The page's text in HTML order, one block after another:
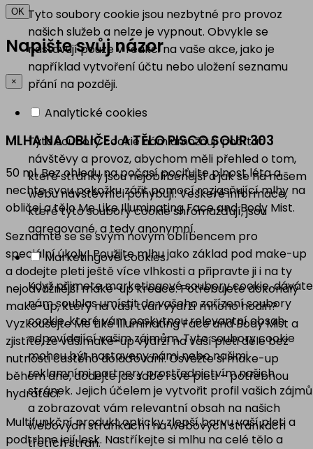
OK
Napište svůj názor
×
MLHA NA OBLIČEJ A TĚLO PISCO SOUR 303
50 ml. Bez ohledu na počasí pociťujte plnost léta a
nechte svou pokožku zářit pomocí rozjasňující mlhy na
obličej a tělo Me Like Illuminating Face and Body Mist.
Seznamte se se svým novým oblíbencem pro
speciální úkoly! Použijte mlhu jako základ pod make-up
a dodejte pleti ještě více vlhkosti a připravte ji i na ty
nejodvážnější make-up kreace. Potřebujete dokonalý
make-up, který na vaší tváři vydrží mnoho hodin?
Vyzkoušejte Me Like Illuminating Face and Body Mist a
zjistíte, že váš make-up vydrží na vaší pleti déle bez
nutnosti častého dolaďování. Osvěžte si make-up
během dne, dodejte jas sobě i své pleti – potřebnou
hydrataci.
Multifunkční produkt opticky zlepší barvu vaší pleti a
podtrhne její lesk. Nastříkejte si mlhu na celé tělo a
Tyto soubory cookie jsou nezbytné pro provoz
našich služeb a nelze je vypnout. Obvykle se
nastavují pouze v reakci na vaše akce, jako je
například vytvoření účtu nebo uložení seznamu
přání na později.
Analytické cookies
Tyto soubory cookie nám umožňují počítat
návštěvy a provoz, abychom měli přehled o tom,
které stránky jsou nejoblíbenější a jak se na našem
webu návštěvníci pohybují. Veškeré informace,
které tyto soubory cookie shromažďují, jsou
agregované, a tedy anonymní.
Marketingové cookies
Když přijmete marketingové soubory cookie, dáváte
nám souhlas umístit do vašeho zařízení soubory
cookie, které vám poskytnou relevantní obsah
odpovídající vašim zájmům. Tyto soubory cookie
mohou být nastaveny námi nebo našimi
reklamními partnery prostřednictvím našich
stránek. Jejich účelem je vytvořit profil vašich zájmů
a zobrazovat vám relevantní obsah na našich
webových stránkách i na webových stránkách
třetích stran.